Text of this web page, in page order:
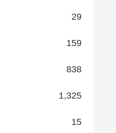
29
159
838
1,325
15